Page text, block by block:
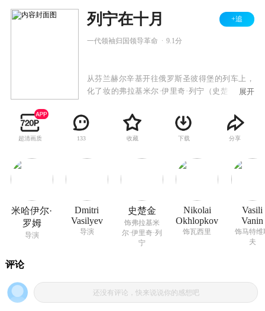
列宁在十月 +追
一代领袖归国领导革命 9.1分
从芬兰赫尔辛基开往俄罗斯圣彼得堡的列车上，
化了妆的弗拉基米尔·伊里奇·列宁（史楚金 饰）
既兴奋又忐忑，兴奋的是结束了流放的列宁要回
到祖国领导工人阶级举行武装起义，推翻沙皇统
治，建立苏维埃社会主义联邦。忐忑的是沙皇退
家的支持，武装爆动必将困难重重。临时政府雇
了密探四处搜捕列宁，都没有成功。中央委员会
组织交给他的任务，为了列宁的安全，他把列宁
安排住在自己家里过夜，列宁从瓦西里口中知道
了农村的情况，又知道了马特维耶夫（Vasili
Vanin 饰）所掌握的工人运动情况。列宁根据革命
展开
超清画质 133 收藏 下载 分享
米哈伊尔·
罗姆
导演
Dmitri
Vasilyev
导演
史楚金
饰弗拉基米
尔·伊里奇·列
宁
Nikolai
Okhlopkov
饰瓦西里
Vasili
Vanin
饰马特维
夫